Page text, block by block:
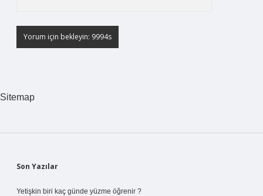
Sitemap
Sidebar
Son Yazılar
Yetişkin biri kaç günde yüzme öğrenir ?